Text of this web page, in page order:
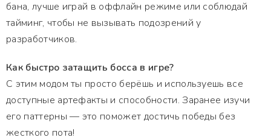
бана, лучше играй в оффлайн режиме или соблюдай
тайминг, чтобы не вызывать подозрений у
разработчиков.
Как быстро затащить босса в игре?
С этим модом ты просто берёшь и используешь все
доступные артефакты и способности. Заранее изучи
его паттерны — это поможет достичь победы без
жесткого пота!